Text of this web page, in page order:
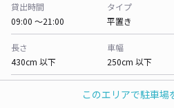
このエリアで駐車場
貸出時間
09:00 〜21:00
タイプ
平置き
長さ
430cm 以下
車幅
250cm 以下
軽自動車コンパクトカー中型車